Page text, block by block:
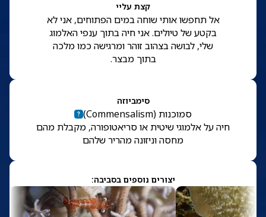
קצת עליי
אל תחפשו אותי שוחה במים הפתוחים, אני לא
בקטע של טיולים. אני חיה בתוך ענפי האלמוג
שלי, לבושה בצהוב זוהר ומרגישה כמו מלכה
בתוך מבצר.
סימביוזה
סמוכנות (
Commensalism
)
חיה על אלמוגי שיטית או סריאטופורה, מקבלת מהם
מחסה וניזונה מהריר שלהם
יצורים נוספים בסביבה: